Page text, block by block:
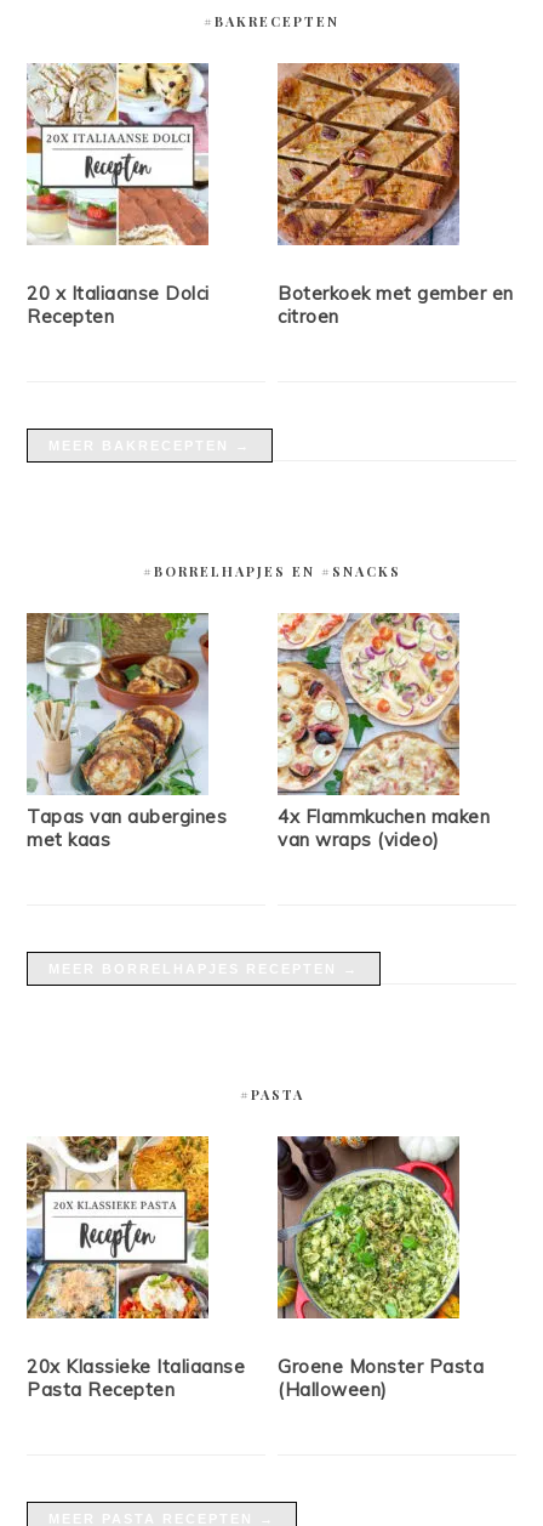
#BAKRECEPTEN
20 x Italiaanse Dolci
Recepten
Boterkoek met gember en
citroen
#BORRELHAPJES EN #SNACKS
Tapas van aubergines
met kaas
4x Flammkuchen maken
van wraps (video)
#PASTA
20x Klassieke Italiaanse
Pasta Recepten
Groene Monster Pasta
(Halloween)